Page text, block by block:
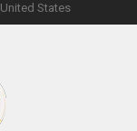
United States